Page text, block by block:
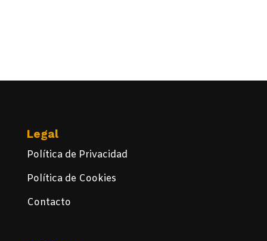
Legal
Política de Privacidad
Política de Cookies
Contacto